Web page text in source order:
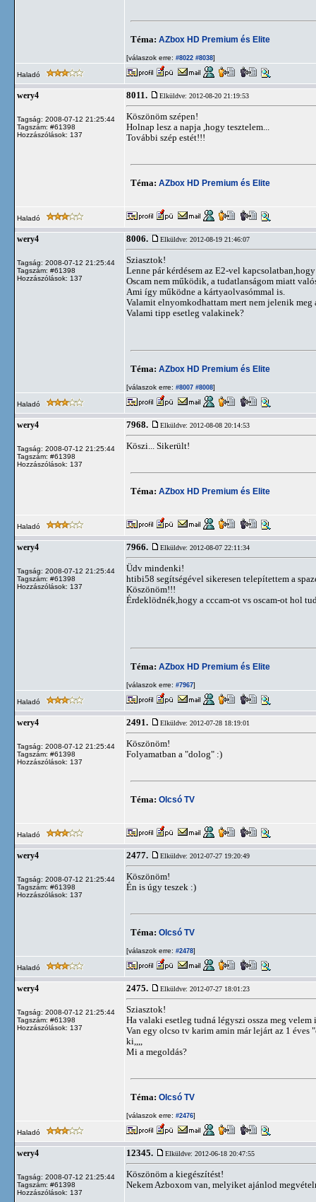
Téma: AZbox HD Premium és Elite
[válaszok erre: #8022 #8038]
Haladó
wery4
Tagság: 2008-07-12 21:25:44
Tagszám: #61398
Hozzászólások: 137
8011. Elküldve: 2012-08-20 21:19:53
Köszönöm szépen!
Holnap lesz a napja ,hogy tesztelem...
További szép estét!!!
Téma: AZbox HD Premium és Elite
Haladó
wery4
Tagság: 2008-07-12 21:25:44
Tagszám: #61398
Hozzászólások: 137
8006. Elküldve: 2012-08-19 21:46:07
Sziasztok!
Lenne pár kérdésem az E2-vel
Oscam nem működik, a tudatlanságom miatt
Ami így működne a kártyaolvasómmal is.
Valamit elnyomkodhattam mert nem jelenik meg
Valami tipp esetleg valakinek?
Téma: AZbox HD Premium és Elite
[válaszok erre: #8007 #8008]
Haladó
wery4
Tagság: 2008-07-12 21:25:44
Tagszám: #61398
Hozzászólások: 137
7968. Elküldve: 2012-08-08 20:14:53
Köszi... Sikerült!
Téma: AZbox HD Premium és Elite
Haladó
wery4
Tagság: 2008-07-12 21:25:44
Tagszám: #61398
Hozzászólások: 137
7966. Elküldve: 2012-08-07 22:11:34
Üdv mindenki!
htibi58 segítségével sikeresen telepítettem a
Köszönöm!!!
Érdeklödnék,hogy a cccam-ot vs oscam-ot hol
Téma: AZbox HD Premium és Elite
[válaszok erre: #7967]
Haladó
wery4
Tagság: 2008-07-12 21:25:44
Tagszám: #61398
Hozzászólások: 137
2491. Elküldve: 2012-07-28 18:19:01
Köszönöm!
Folyamatban a "dolog" :)
Téma: Olcsó TV
Haladó
wery4
Tagság: 2008-07-12 21:25:44
Tagszám: #61398
Hozzászólások: 137
2477. Elküldve: 2012-07-27 19:20:49
Köszönöm!
Én is úgy teszek :)
Téma: Olcsó TV
[válaszok erre: #2478]
Haladó
wery4
Tagság: 2008-07-12 21:25:44
Tagszám: #61398
Hozzászólások: 137
2475. Elküldve: 2012-07-27 18:01:23
Sziasztok!
Ha valaki esetleg tudná légyszi ossza meg velem
Van egy olcso tv karim amin már lejárt az 1
ki,,,,
Mi a megoldás?
Téma: Olcsó TV
[válaszok erre: #2476]
Haladó
wery4
Tagság: 2008-07-12 21:25:44
Tagszám: #61398
Hozzászólások: 137
12345. Elküldve: 2012-06-18 20:47:55
Köszönöm a kiegészítést!
Nekem Azboxom van, melyiket ajánlod